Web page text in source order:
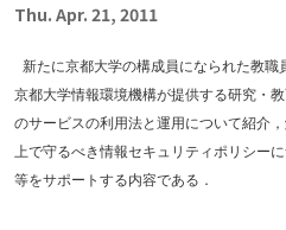
Thu. Apr. 21, 2011
新たに京都大学の構成員になられた教職
京都大学情報環境機構が提供する研究・
のサービスの利用法と運用について紹介
上で守るべき情報セキュリティポリシー
等をサポートする内容である．